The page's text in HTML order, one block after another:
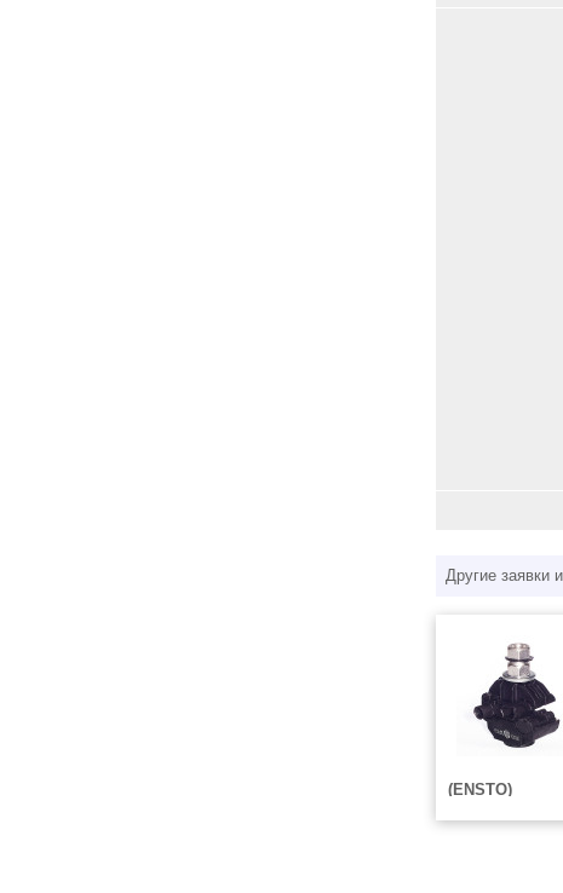
Другие заявки
(ENSTO)